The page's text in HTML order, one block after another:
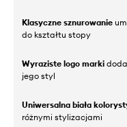
Klasyczne sznurowanie
do kształtu stopy
Wyraziste logo marki
jego styl
Uniwersalna biała
różnymi stylizacjami